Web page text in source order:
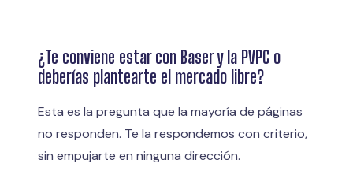
¿Te conviene estar con Baser y la PVPC o
deberías plantearte el mercado libre?
Esta es la pregunta que la mayoría de páginas
no responden. Te la respondemos con criterio,
sin empujarte en ninguna dirección.